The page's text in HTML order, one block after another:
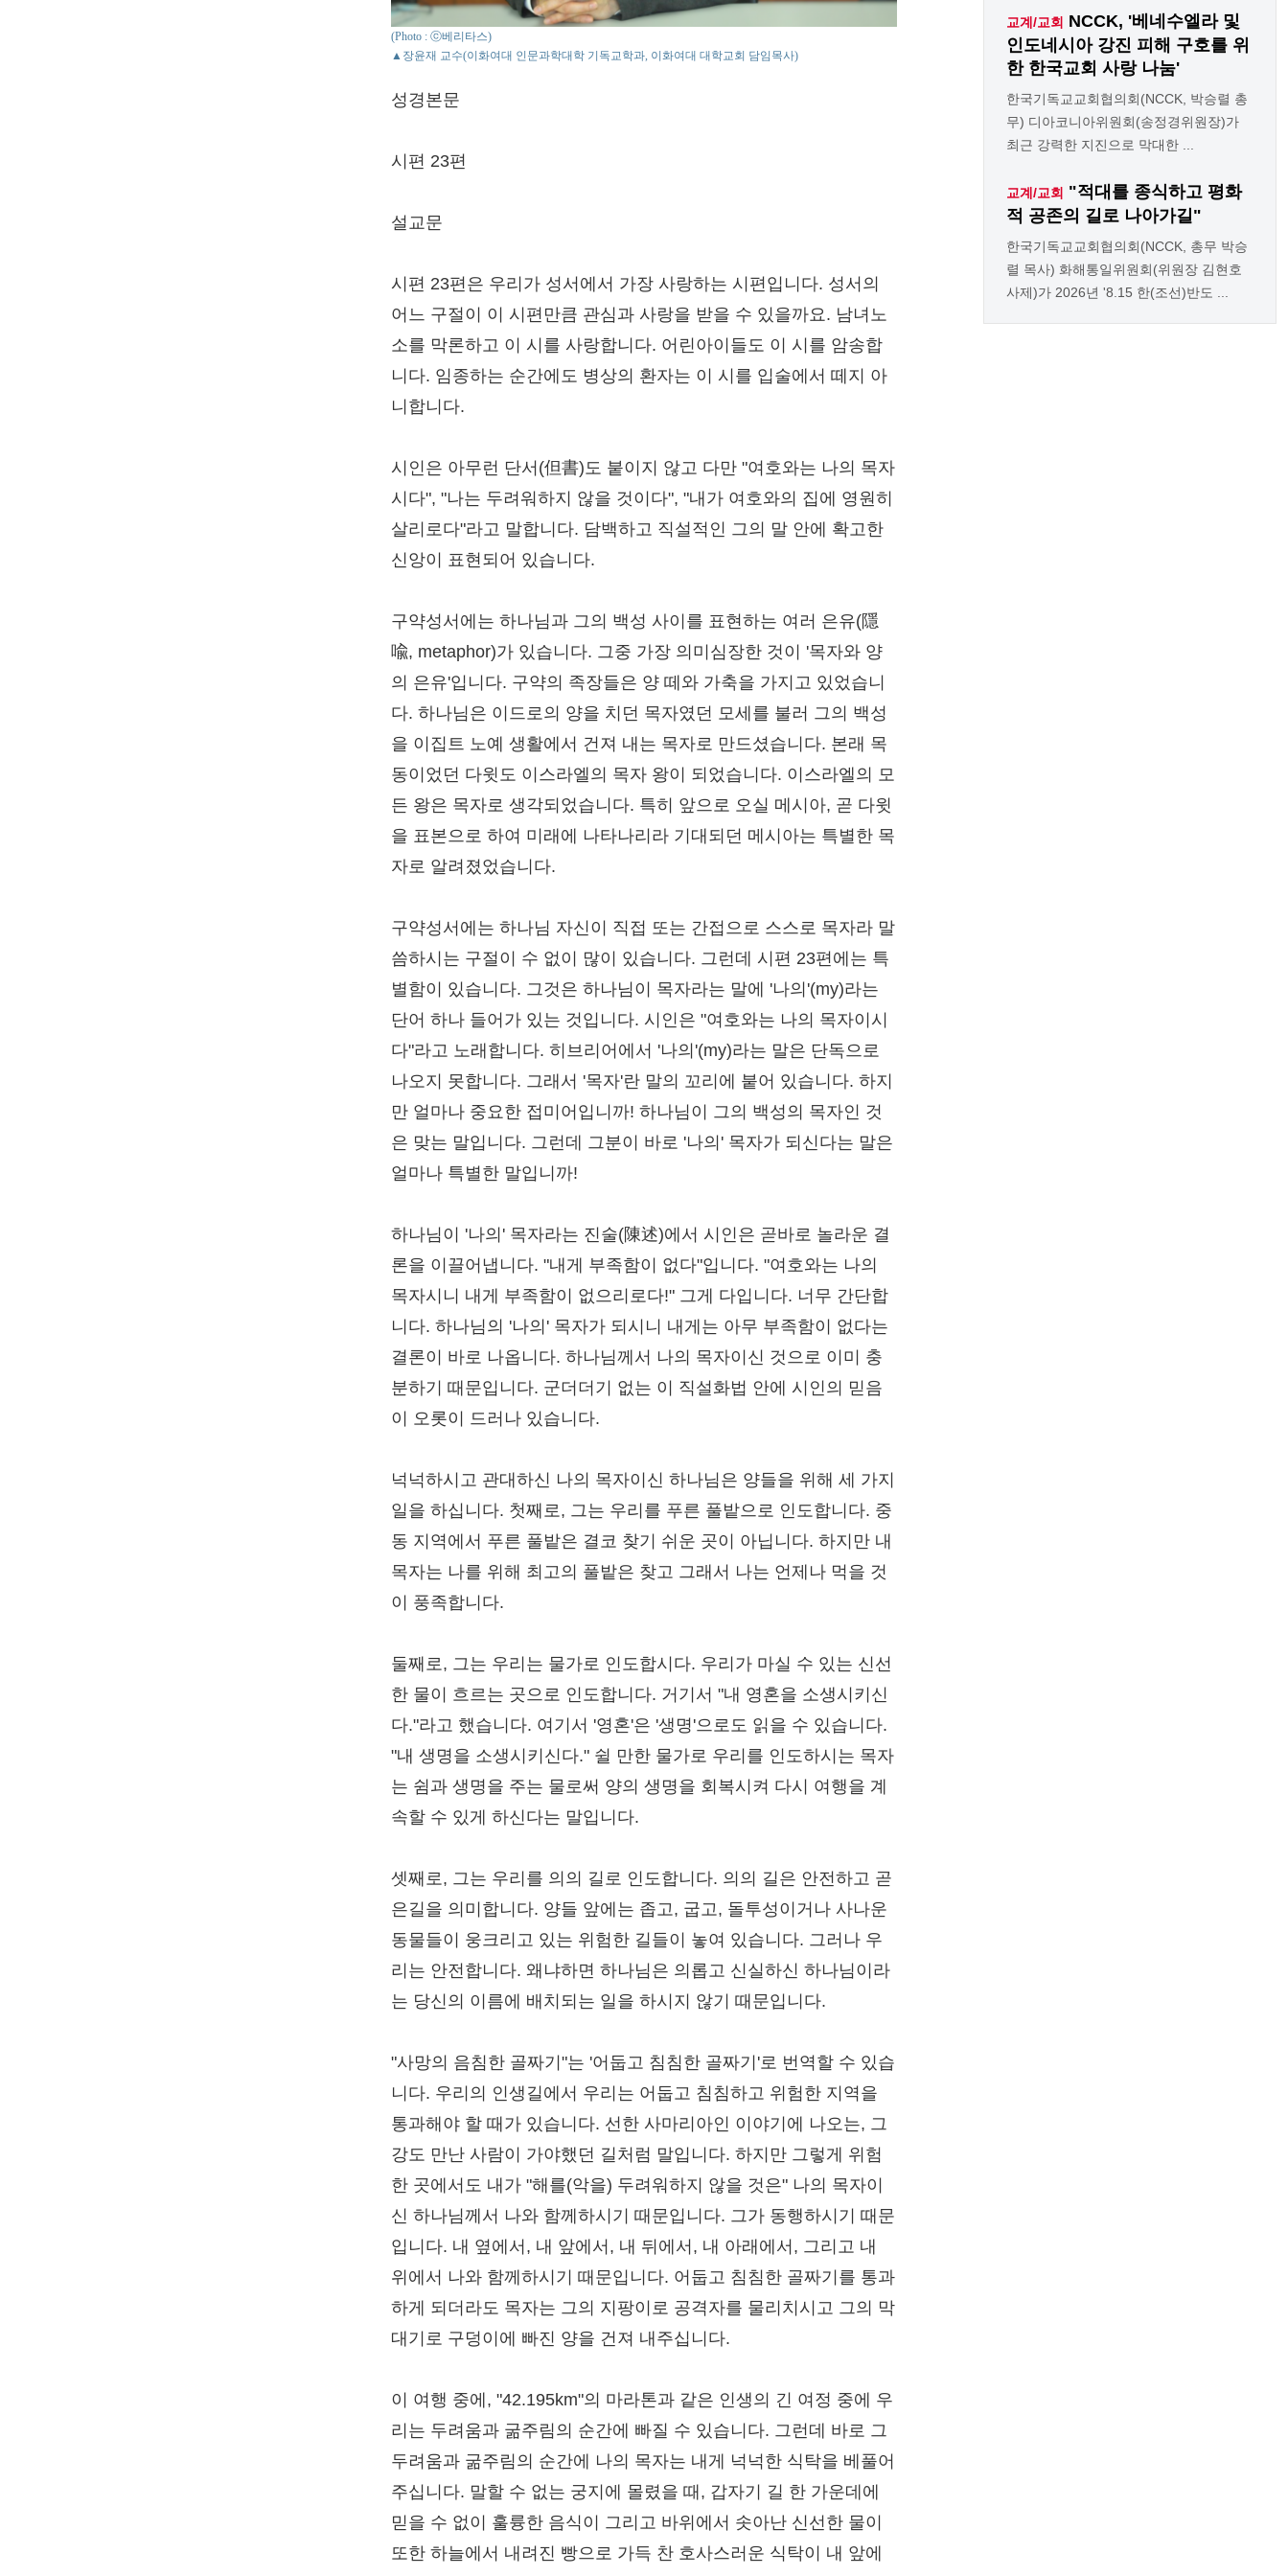
(Photo : ⓒ베리타스)
▲장윤재 교수(이화여대 인문과학대학 기독교학과, 이화여대 대학교회 담임목사)
성경본문
시편 23편
설교문
시편 23편은 우리가 성서에서 가장 사랑하는 시편입니다. 성서의
어느 구절이 이 시편만큼 관심과 사랑을 받을 수 있을까요. 남녀노
소를 막론하고 이 시를 사랑합니다. 어린아이들도 이 시를 암송합
니다. 임종하는 순간에도 병상의 환자는 이 시를 입술에서 떼지 아
니합니다.
시인은 아무런 단서(但書)도 붙이지 않고 다만 "여호와는 나의 목자
시다", "나는 두려워하지 않을 것이다", "내가 여호와의 집에 영원히
살리로다"라고 말합니다. 담백하고 직설적인 그의 말 안에 확고한
신앙이 표현되어 있습니다.
구약성서에는 하나님과 그의 백성 사이를 표현하는 여러 은유(隱
喩, metaphor)가 있습니다. 그중 가장 의미심장한 것이 '목자와 양
의 은유'입니다. 구약의 족장들은 양 떼와 가축을 가지고 있었습니
다. 하나님은 이드로의 양을 치던 목자였던 모세를 불러 그의 백성
을 이집트 노예 생활에서 건져 내는 목자로 만드셨습니다. 본래 목
동이었던 다윗도 이스라엘의 목자 왕이 되었습니다. 이스라엘의 모
든 왕은 목자로 생각되었습니다. 특히 앞으로 오실 메시아, 곧 다윗
을 표본으로 하여 미래에 나타나리라 기대되던 메시아는 특별한 목
자로 알려졌었습니다.
구약성서에는 하나님 자신이 직접 또는 간접으로 스스로 목자라 말
씀하시는 구절이 수 없이 많이 있습니다. 그런데 시편 23편에는 특
별함이 있습니다. 그것은 하나님이 목자라는 말에 '나의'(my)라는
단어 하나 들어가 있는 것입니다. 시인은 "여호와는 나의 목자이시
다"라고 노래합니다. 히브리어에서 '나의'(my)라는 말은 단독으로
나오지 못합니다. 그래서 '목자'란 말의 꼬리에 붙어 있습니다. 하지
만 얼마나 중요한 접미어입니까! 하나님이 그의 백성의 목자인 것
은 맞는 말입니다. 그런데 그분이 바로 '나의' 목자가 되신다는 말은
얼마나 특별한 말입니까!
하나님이 '나의' 목자라는 진술(陳述)에서 시인은 곧바로 놀라운 결
론을 이끌어냅니다. "내게 부족함이 없다"입니다. "여호와는 나의
목자시니 내게 부족함이 없으리로다!" 그게 다입니다. 너무 간단합
니다. 하나님의 '나의' 목자가 되시니 내게는 아무 부족함이 없다는
결론이 바로 나옵니다. 하나님께서 나의 목자이신 것으로 이미 충
분하기 때문입니다. 군더더기 없는 이 직설화법 안에 시인의 믿음
이 오롯이 드러나 있습니다.
넉넉하시고 관대하신 나의 목자이신 하나님은 양들을 위해 세 가지
일을 하십니다. 첫째로, 그는 우리를 푸른 풀밭으로 인도합니다. 중
동 지역에서 푸른 풀밭은 결코 찾기 쉬운 곳이 아닙니다. 하지만 내
목자는 나를 위해 최고의 풀밭은 찾고 그래서 나는 언제나 먹을 것
이 풍족합니다.
둘째로, 그는 우리는 물가로 인도합시다. 우리가 마실 수 있는 신선
한 물이 흐르는 곳으로 인도합니다. 거기서 "내 영혼을 소생시키신
다."라고 했습니다. 여기서 '영혼'은 '생명'으로도 읽을 수 있습니다.
"내 생명을 소생시키신다." 쉴 만한 물가로 우리를 인도하시는 목자
는 쉼과 생명을 주는 물로써 양의 생명을 회복시켜 다시 여행을 계
속할 수 있게 하신다는 말입니다.
셋째로, 그는 우리를 의의 길로 인도합니다. 의의 길은 안전하고 곧
은길을 의미합니다. 양들 앞에는 좁고, 굽고, 돌투성이거나 사나운
동물들이 웅크리고 있는 위험한 길들이 놓여 있습니다. 그러나 우
리는 안전합니다. 왜냐하면 하나님은 의롭고 신실하신 하나님이라
는 당신의 이름에 배치되는 일을 하시지 않기 때문입니다.
"사망의 음침한 골짜기"는 '어둡고 침침한 골짜기'로 번역할 수 있습
니다. 우리의 인생길에서 우리는 어둡고 침침하고 위험한 지역을
통과해야 할 때가 있습니다. 선한 사마리아인 이야기에 나오는, 그
강도 만난 사람이 가야했던 길처럼 말입니다. 하지만 그렇게 위험
한 곳에서도 내가 "해를(악을) 두려워하지 않을 것은" 나의 목자이
신 하나님께서 나와 함께하시기 때문입니다. 그가 동행하시기 때문
입니다. 내 옆에서, 내 앞에서, 내 뒤에서, 내 아래에서, 그리고 내
위에서 나와 함께하시기 때문입니다. 어둡고 침침한 골짜기를 통과
하게 되더라도 목자는 그의 지팡이로 공격자를 물리치시고 그의 막
대기로 구덩이에 빠진 양을 건져 내주십니다.
이 여행 중에, "42.195km"의 마라톤과 같은 인생의 긴 여정 중에 우
리는 두려움과 굶주림의 순간에 빠질 수 있습니다. 그런데 바로 그
두려움과 굶주림의 순간에 나의 목자는 내게 넉넉한 식탁을 베풀어
주십니다. 말할 수 없는 궁지에 몰렸을 때, 갑자기 길 한 가운데에
믿을 수 없이 훌륭한 음식이 그리고 바위에서 솟아난 신선한 물이
또한 하늘에서 내려진 빵으로 가득 찬 호사스러운 식탁이 내 앞에
교계/교회 NCCK, '베네수엘라 및
인도네시아 강진 피해 구호를 위
한 한국교회 사랑 나눔'
한국기독교교회협의회(NCCK, 박승렬 총
무) 디아코니아위원회(송정경위원장)가
최근 강력한 지진으로 막대한 ...
교계/교회 "적대를 종식하고 평화
적 공존의 길로 나아가길"
한국기독교교회협의회(NCCK, 총무 박승
렬 목사) 화해통일위원회(위원장 김현호
사제)가 2026년 '8.15 한(조선)반도 ...